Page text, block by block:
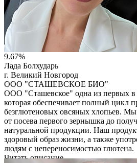
9.67%
Лада Болхударь
г. Великий Новгород
ООО "СТАШЕВСКОЕ БИО"
ООО "Сташевское" одна из первых в
которая обеспечивает полный цикл
безглютеновых овсяных хлопьев. Мы
от посева первого зернышка до
натуральной продукции. Наш
здоровый образ жизни, а также
людям с непереносимостью глютена.
Читать описание